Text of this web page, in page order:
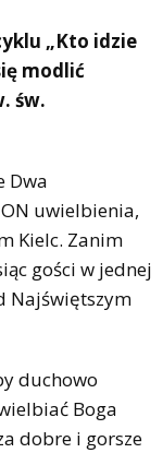
„Kto idzie
modlić
św.
Dwa
uwielbienia,
Kielc. Zanim
gości w jednej
Najświętszym
duchowo
Boga
dobre i gorsze